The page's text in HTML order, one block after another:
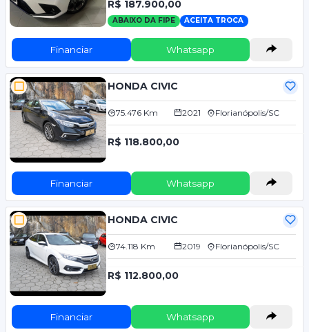
R$ 187.900,00
ABAIXO DA FIPE ACEITA TROCA
Financiar Whatsapp
HONDA CIVIC
75.476 Km 2021 Florianópolis/SC
R$ 118.800,00
Financiar Whatsapp
HONDA CIVIC
74.118 Km 2019 Florianópolis/SC
R$ 112.800,00
Financiar Whatsapp